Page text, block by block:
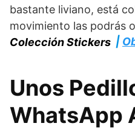
bastante liviano, está
movimiento las podrás
Colección Stickers |
Unos
WhatsApp